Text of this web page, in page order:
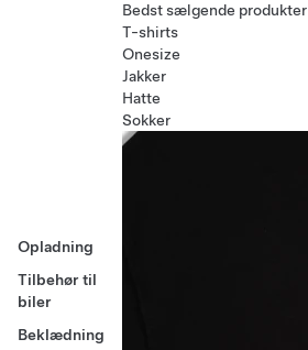
Opladning
Tilbehør til
biler
Beklædning
Bedst sælgende produkter
T-shirts
Onesize
Jakker
Hatte
Sokker